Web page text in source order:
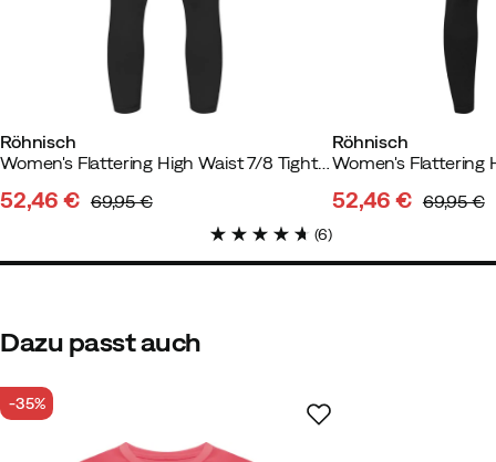
Farbe:
Größe:
Röhnisch
Women's Flattering High Waist 7/8 Tights Black
52,46 € 69,95 €
(6)
Röhnisch
52,46 € 69,95 €
Dazu passt auch
-35%